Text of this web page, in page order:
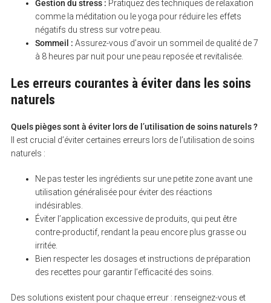
Gestion du stress : Pratiquez des techniques de relaxation
comme la méditation ou le yoga pour réduire les effets
négatifs du stress sur votre peau.
Sommeil : Assurez-vous d’avoir un sommeil de qualité de 7
à 8 heures par nuit pour une peau reposée et revitalisée.
Les erreurs courantes à éviter dans les soins
naturels
Quels pièges sont à éviter lors de l’utilisation de soins naturels ?
Il est crucial d’éviter certaines erreurs lors de l’utilisation de soins
naturels :
Ne pas tester les ingrédients sur une petite zone avant une
utilisation généralisée pour éviter des réactions
indésirables.
Éviter l’application excessive de produits, qui peut être
contre-productif, rendant la peau encore plus grasse ou
irritée.
Bien respecter les dosages et instructions de préparation
des recettes pour garantir l’efficacité des soins.
Des solutions existent pour chaque erreur : renseignez-vous et